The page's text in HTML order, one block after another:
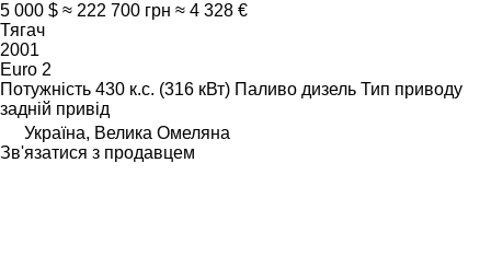
5 000 $ ≈ 222 700 грн ≈ 4 328 €
Тягач
2001
Euro 2
Потужність 430 к.с. (316 кВт) Паливо дизель Тип приводу
задній привід
Україна, Велика Омеляна
Зв'язатися з продавцем